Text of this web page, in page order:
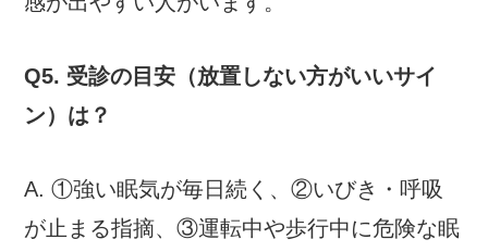
Q5. 受診の目安（放置しない方がいいサイ
ン）は？
A. ①強い眠気が毎日続く、②いびき・呼吸
が止まる指摘、③運転中や歩行中に危険な眠